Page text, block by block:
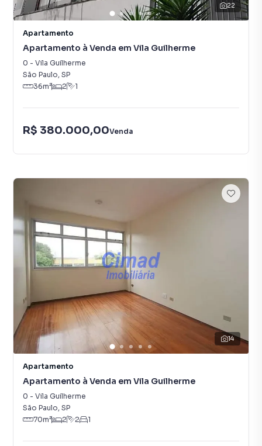
22
Apartamento
Apartamento à Venda em Vila Guilherme
0 - Vila Guilherme
São Paulo, SP
36m² 2 1
R$ 380.000,00Venda
14
Apartamento
Apartamento à Venda em Vila Guilherme
0 - Vila Guilherme
São Paulo, SP
70m² 2 2 1